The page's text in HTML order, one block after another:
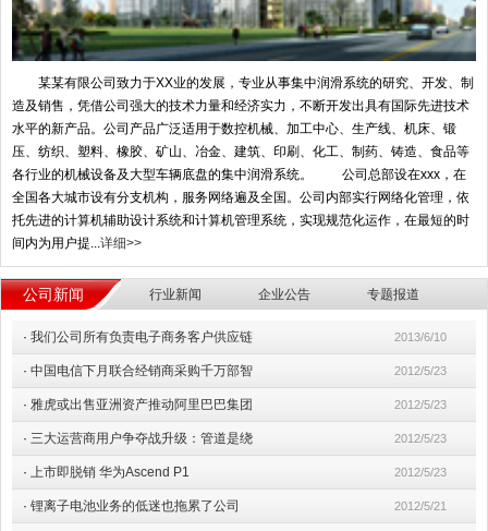
某某有限公司致力于XX业的发展，专业从事集中润滑系统的研究、开发、制
造及销售，凭借公司强大的技术力量和经济实力，不断开发出具有国际先进技术
水平的新产品。公司产品广泛适用于数控机械、加工中心、生产线、机床、锻
压、纺织、塑料、橡胶、矿山、冶金、建筑、印刷、化工、制药、铸造、食品等
各行业的机械设备及大型车辆底盘的集中润滑系统。 公司总部设在xxx，在
全国各大城市设有分支机构，服务网络遍及全国。公司内部实行网络化管理，依
托先进的计算机辅助设计系统和计算机管理系统，实现规范化运作，在最短的时
间内为用户提...详细>>
公司新闻 行业新闻 企业公告 专题报道
· 我们公司所有负责电子商务客户供应链 2013/6/10
· 中国电信下月联合经销商采购千万部智 2012/5/23
· 雅虎或出售亚洲资产推动阿里巴巴集团 2012/5/23
· 三大运营商用户争夺战升级：管道是绕 2012/5/23
· 上市即脱销 华为Ascend P1 2012/5/23
· 锂离子电池业务的低迷也拖累了公司 2012/5/21